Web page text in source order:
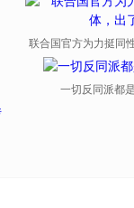
联合国官方为力挺同
一切反同派都